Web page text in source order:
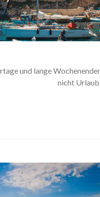
und lange
nicht